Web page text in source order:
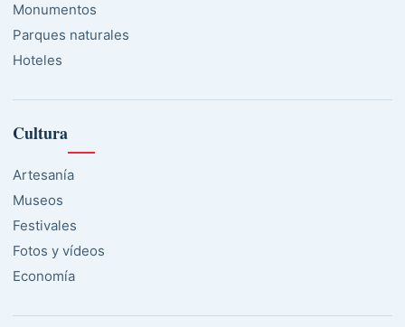
Monumentos
Parques naturales
Hoteles
Cultura
Artesanía
Museos
Festivales
Fotos y vídeos
Economía